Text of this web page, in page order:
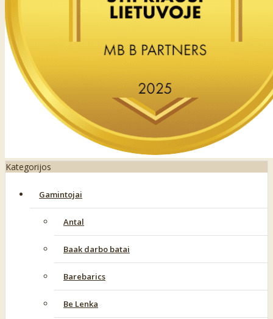
Kategorijos
Gamintojai
Antal
Baak darbo batai
Barebarics
Be Lenka